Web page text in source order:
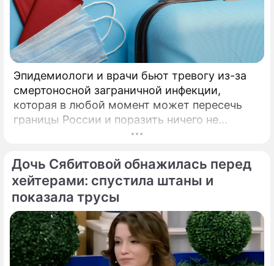
Эпидемиологи и врачи бьют тревогу из-за
смертоносной заграничной инфекции,
которая в любой момент может пересечь
границы России и поразить ничего не
подозревающих граждан. Россию
угрозе: в страну могут завезти неизлечимый
и смертоносный вирус Бурбон.
Дочь Сябитовой обнажилась перед
хейтерами: спустила штаны и
показала трусы